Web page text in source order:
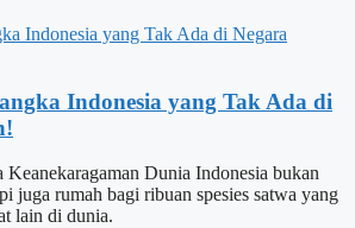
Indonesia yang Tak Ada di
Keanekaragaman Dunia Indonesia bukan
juga rumah bagi ribuan spesies satwa yang
lain di dunia.